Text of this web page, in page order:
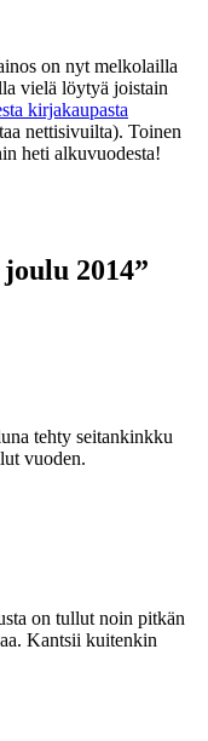
on nyt melkolailla
vielä löytyä joistain
kirjakaupasta
nettisivuilta). Toinen
heti alkuvuodesta!
2014”
tehty seitankinkku
vuoden.
on tullut noin pitkän
Kantsii kuitenkin